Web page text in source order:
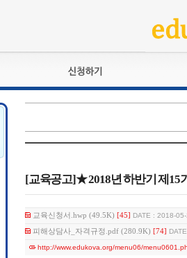
교육훈련
자격복원
[교육공고]★ 2018년 하반기 제15
교육신청서.hwp (49.5K) [45] DATE : 2018-
피해상담사_자격규정.pdf (280.9K) [74]
http://www.edukova.org/menu06/